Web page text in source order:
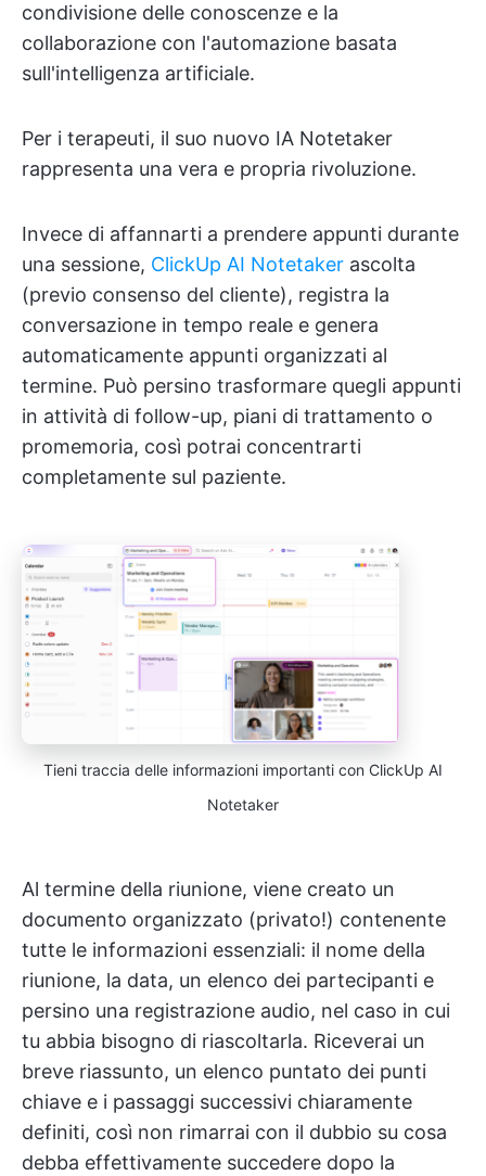
condivisione delle conoscenze e la
collaborazione con l'automazione basata
sull'intelligenza artificiale.
Per i terapeuti, il suo nuovo IA Notetaker
rappresenta una vera e propria rivoluzione.
Invece di affannarti a prendere appunti durante
una sessione, ClickUp AI Notetaker ascolta
(previo consenso del cliente), registra la
conversazione in tempo reale e genera
automaticamente appunti organizzati al
termine. Può persino trasformare quegli appunti
in attività di follow-up, piani di trattamento o
promemoria, così potrai concentrarti
completamente sul paziente.
Tieni traccia delle informazioni importanti con ClickUp AI
Notetaker
Al termine della riunione, viene creato un
documento organizzato (privato!) contenente
tutte le informazioni essenziali: il nome della
riunione, la data, un elenco dei partecipanti e
persino una registrazione audio, nel caso in cui
tu abbia bisogno di riascoltarla. Riceverai un
breve riassunto, un elenco puntato dei punti
chiave e i passaggi successivi chiaramente
definiti, così non rimarrai con il dubbio su cosa
debba effettivamente succedere dopo la